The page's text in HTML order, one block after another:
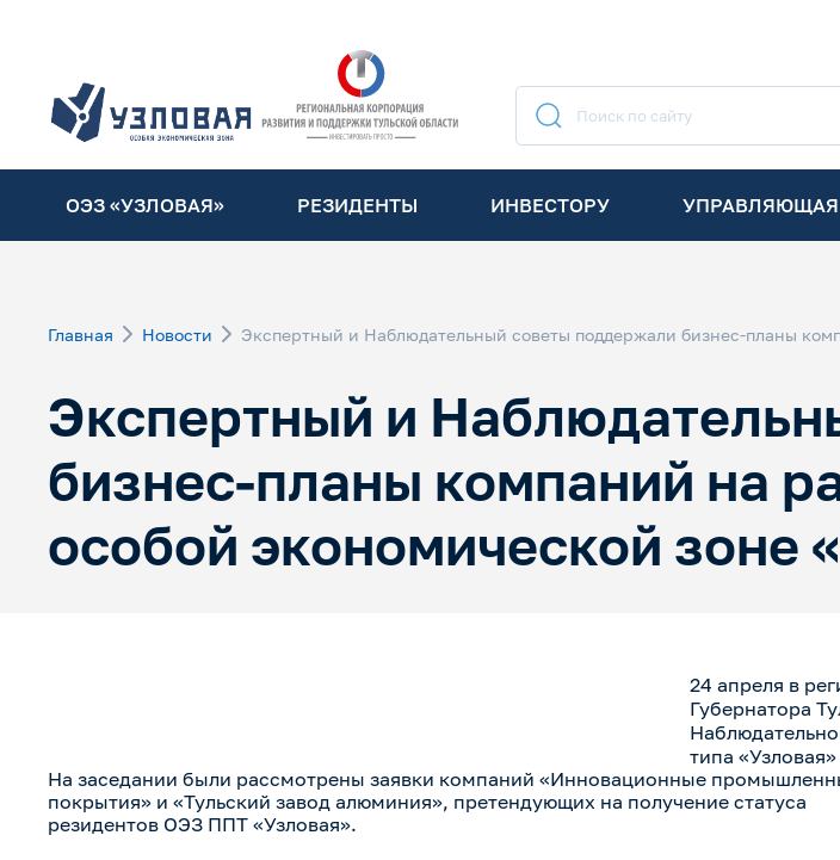
ОЭЗ «УЗЛОВАЯ» РЕЗИДЕНТЫ ИНВЕСТОРУ
Главная Новости Экспертный и Наблюдательный советы поддержали бизнес-планы
Экспертный и
бизнес-планы компаний на
особой экономической зоне
24 апреля в
Губернатора
типа
На заседании были рассмотрены заявки компаний «Инновационные
покрытия» и «Тульский завод алюминия», претендующих на получение статуса
резидентов ОЭЗ ППТ «Узловая».